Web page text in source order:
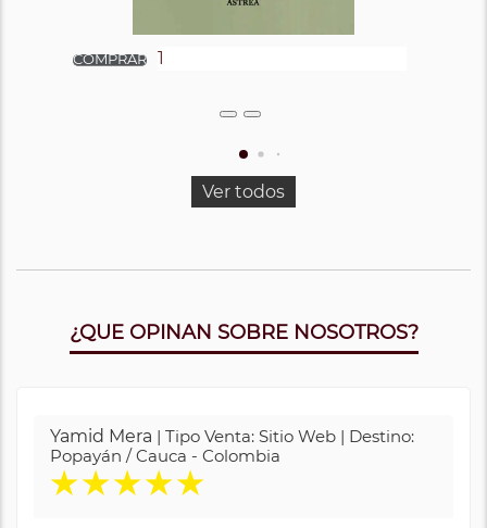
Ver todos
¿QUE OPINAN SOBRE NOSOTROS?
Yamid Mera | Tipo Venta: Sitio Web | Destino:
Popayán / Cauca - Colombia
★★★★★